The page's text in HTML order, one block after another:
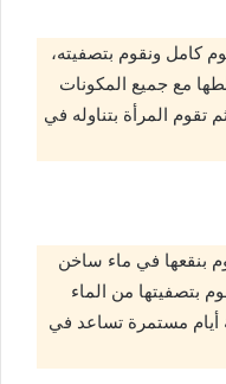
كامل ونقوم بتصفيته،
مع جميع المكونات
تقوم المرأة بتناوله في
بنقعها في ماء ساخن
بتصفيتها من الماء
مستمرة تساعد في